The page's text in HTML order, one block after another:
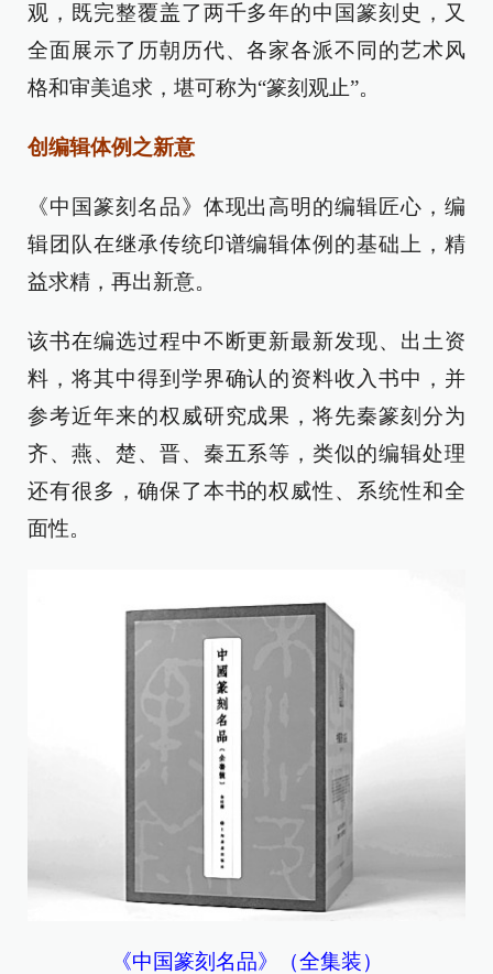
观，既完整覆盖了两千多年的中国篆刻史，又
全面展示了历朝历代、各家各派不同的艺术风
格和审美追求，堪可称为“篆刻观止”。
创编辑体例之新意
《中国篆刻名品》体现出高明的编辑匠心，编
辑团队在继承传统印谱编辑体例的基础上，精
益求精，再出新意。
该书在编选过程中不断更新最新发现、出土资
料，将其中得到学界确认的资料收入书中，并
参考近年来的权威研究成果，将先秦篆刻分为
齐、燕、楚、晋、秦五系等，类似的编辑处理
还有很多，确保了本书的权威性、系统性和全
面性。
《中国篆刻名品》（全集装）